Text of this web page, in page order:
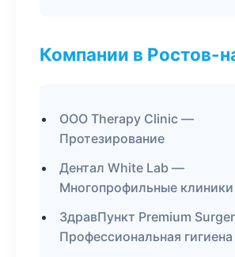
Компании в Ростов-
ООО Therapy Clinic —
Протезирование
Дентал White Lab —
Многопрофильные клиники
ЗдравПункт Premium
Профессиональная гигиена